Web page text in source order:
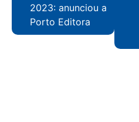
2023: anunciou a
Porto Editora